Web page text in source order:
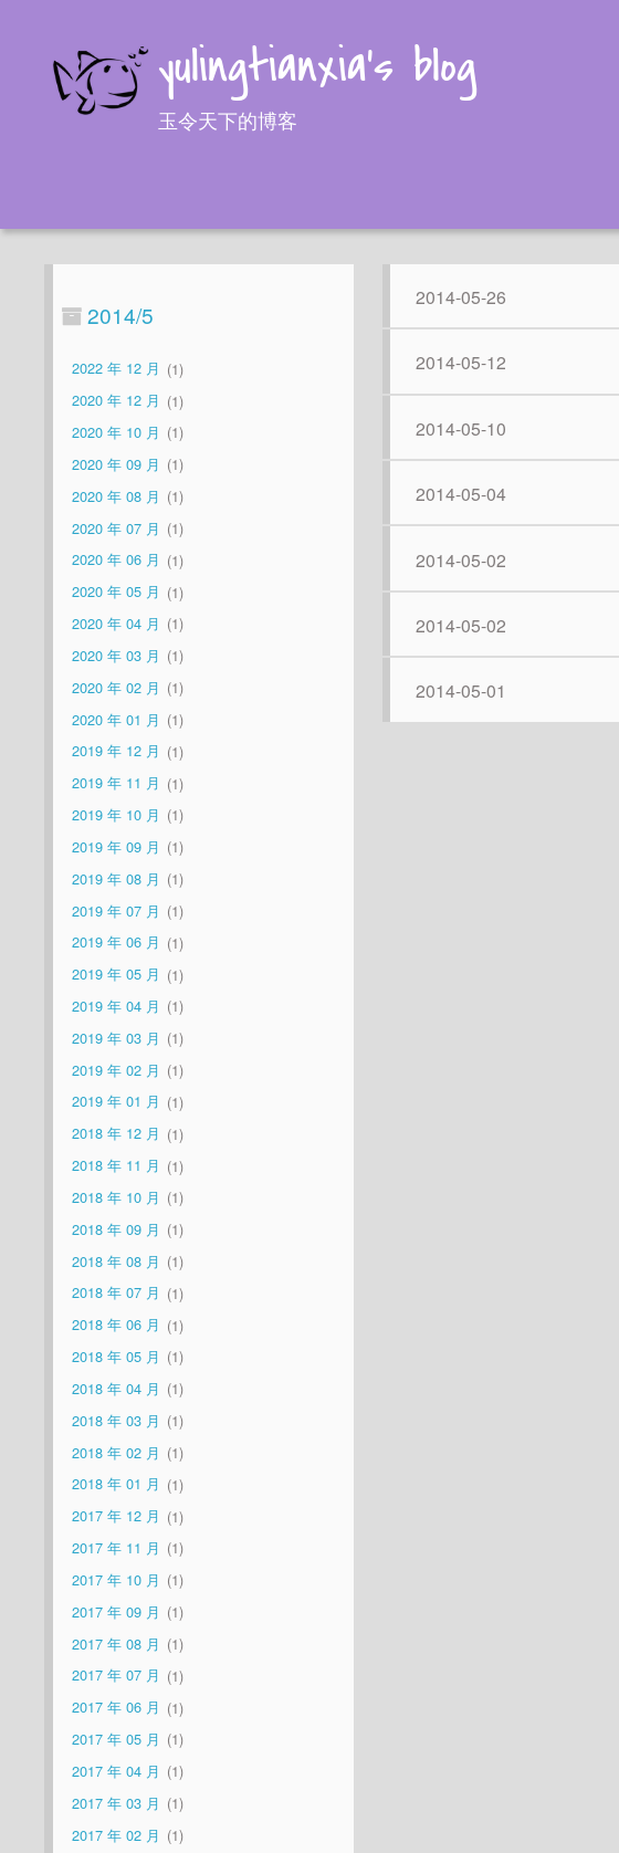
yulingtianxia's blog
玉令天下的博客
2014/5
2022 年 12 月
1
2020 年 12 月
1
2020 年 10 月
1
2020 年 09 月
1
2020 年 08 月
1
2020 年 07 月
1
2020 年 06 月
1
2020 年 05 月
1
2020 年 04 月
1
2020 年 03 月
1
2020 年 02 月
1
2020 年 01 月
1
2019 年 12 月
1
2019 年 11 月
1
2019 年 10 月
1
2019 年 09 月
1
2019 年 08 月
1
2019 年 07 月
1
2019 年 06 月
1
2019 年 05 月
1
2019 年 04 月
1
2019 年 03 月
1
2019 年 02 月
1
2019 年 01 月
1
2018 年 12 月
1
2018 年 11 月
1
2018 年 10 月
1
2018 年 09 月
1
2018 年 08 月
1
2018 年 07 月
1
2018 年 06 月
1
2018 年 05 月
1
2018 年 04 月
1
2018 年 03 月
1
2018 年 02 月
1
2018 年 01 月
1
2017 年 12 月
1
2017 年 11 月
1
2017 年 10 月
1
2017 年 09 月
1
2017 年 08 月
1
2017 年 07 月
1
2017 年 06 月
1
2017 年 05 月
1
2017 年 04 月
1
2017 年 03 月
1
2017 年 02 月
1
2014-05-26
2014-05-12
2014-05-10
2014-05-04
2014-05-02
2014-05-02
2014-05-01